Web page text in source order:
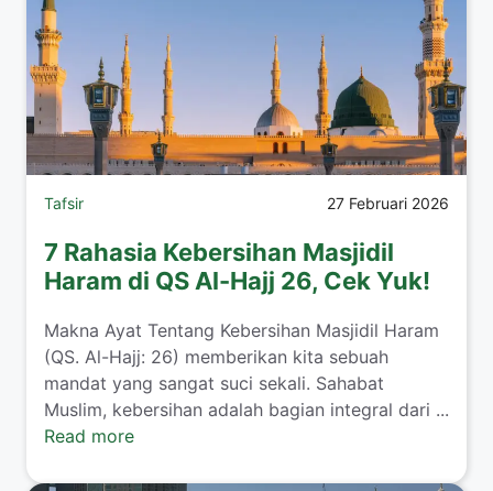
Tafsir 27 Februari 2026
7 Rahasia Kebersihan Masjidil
Haram di QS Al-Hajj 26, Cek Yuk!
Makna Ayat Tentang Kebersihan Masjidil Haram
(QS. Al-Hajj: 26) memberikan kita sebuah
mandat yang sangat suci sekali. Sahabat
Muslim, kebersihan adalah bagian integral dari ...
Read more